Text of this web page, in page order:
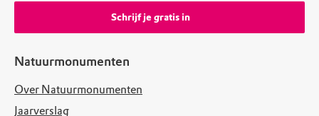
Natuurmonumenten
Over Natuurmonumenten
Jaarverslag
Schrijf je gratis in